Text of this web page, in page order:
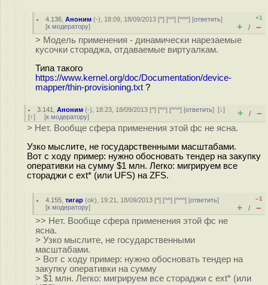
4.136 ,Аноним (-), 18:09, 18/09/2013 [^] [^^] [^^^] [ответить]
[к модератору]
+1
+ / –
> Модель применения - динамически нарезаемые
кусочки стораджа, отдаваемые виртуалкам.
Типа такого
https://www.kernel.org/doc/Documentation/device-
mapper/thin-provisioning.txt ?
3.141 ,Аноним (-), 18:23, 18/09/2013 [^] [^^] [^^^] [ответить][↓]
[↑] [к модератору] + / –
> Нет. Вообще сфера применения этой фс не ясна.
Узко мыслите, не государственными масштабами.
Вот с ходу пример: нужно обосновать тендер на закупку
оперативки на сумму $1 млн. Легко: мигрируем все
стораджи с ext* (или UFS) на ZFS.
4.155 ,тигар (ok), 19:21, 18/09/2013 [^] [^^] [^^^] [ответить]
[к модератору]
–1
+ / –
>> Нет. Вообще сфера применения этой фс не
ясна.
> Узко мыслите, не государственными
масштабами.
> Вот с ходу пример: нужно обосновать тендер на
закупку оперативки на сумму
> $1 млн. Легко: мигрируем все стораджи с ext* (или